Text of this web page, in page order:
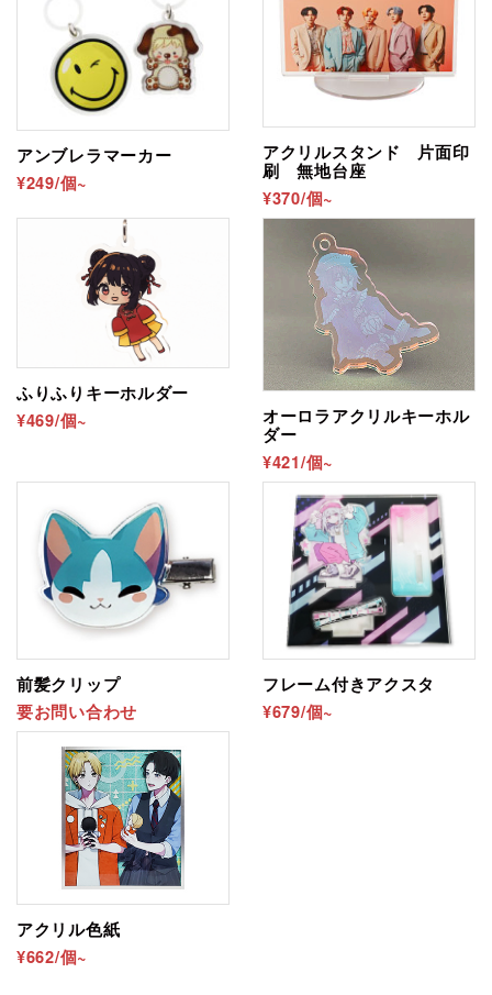
アンブレラマーカー
¥249/個~
アクリルスタンド 片面印
刷 無地台座
¥370/個~
ふりふりキーホルダー
¥469/個~
オーロラアクリルキーホル
ダー
¥421/個~
前髪クリップ
要お問い合わせ
フレーム付きアクスタ
¥679/個~
アクリル色紙
¥662/個~